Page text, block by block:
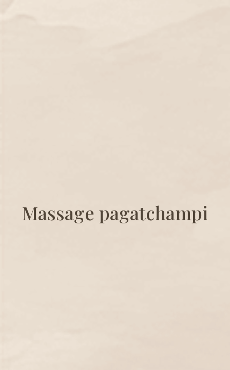
Massage pagatchampi